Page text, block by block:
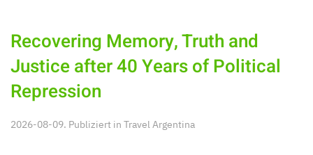
Recovering Memory, Truth and
Justice after 40 Years of Political
Repression
2026-08-09. Publiziert in Travel Argentina